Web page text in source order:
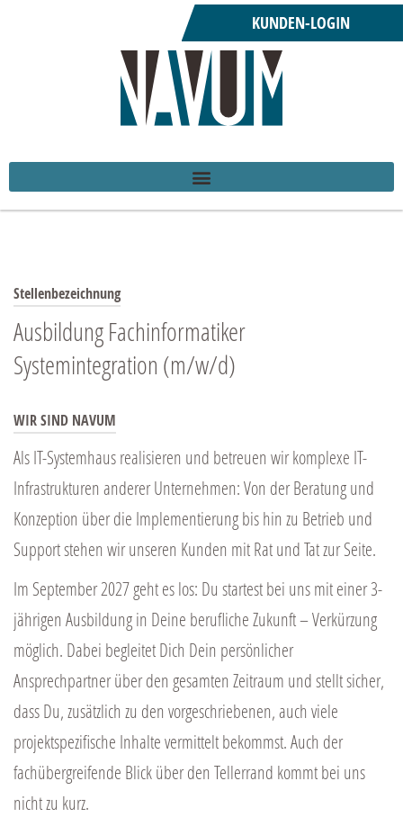
KUNDEN-LOGIN
Stellenbezeichnung
Ausbildung Fachinformatiker
Systemintegration (m/w/d)
WIR SIND NAVUM
Als IT-Systemhaus realisieren und betreuen wir komplexe IT-
Infrastrukturen anderer Unternehmen: Von der Beratung und
Konzeption über die Implementierung bis hin zu Betrieb und
Support stehen wir unseren Kunden mit Rat und Tat zur Seite.
Im September 2027 geht es los: Du startest bei uns mit einer 3-
jährigen Ausbildung in Deine berufliche Zukunft – Verkürzung
möglich. Dabei begleitet Dich Dein persönlicher
Ansprechpartner über den gesamten Zeitraum und stellt sicher,
dass Du, zusätzlich zu den vorgeschriebenen, auch viele
projektspezifische Inhalte vermittelt bekommst. Auch der
fachübergreifende Blick über den Tellerrand kommt bei uns
nicht zu kurz.